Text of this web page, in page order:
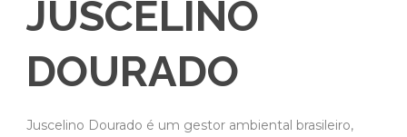
JUSCELINO
DOURADO
Juscelino Dourado é um gestor ambiental brasileiro,